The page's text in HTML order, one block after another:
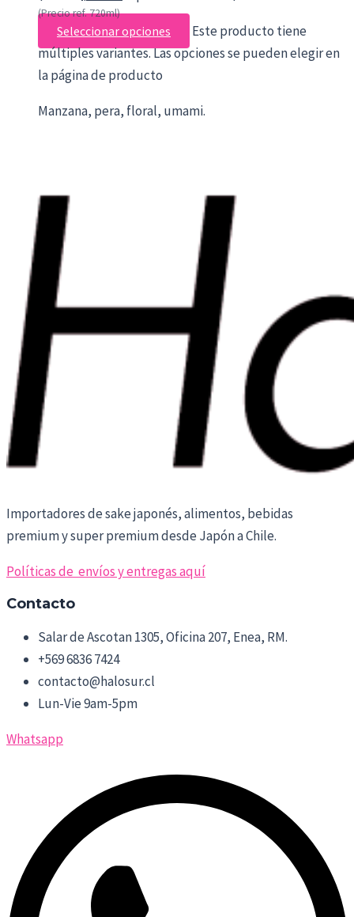
(Precio ref. 720ml)
Seleccionar opciones
Este producto tiene
múltiples variantes. Las opciones se pueden elegir en
la página de producto
Manzana, pera, floral, umami.
Importadores de sake japonés, alimentos, bebidas
premium y super premium desde Japón a Chile.
Políticas de envíos y entregas aquí
Contacto
Salar de Ascotan 1305, Oficina 207, Enea, RM.
+569 6836 7424
contacto@halosur.cl
Lun-Vie 9am-5pm
Whatsapp